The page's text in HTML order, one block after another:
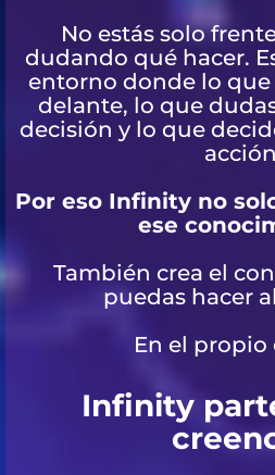
No estás solo
dudando qué hacer.
entorno donde lo que
delante, lo que
decisión y lo que
Por eso Infinity no
ese
También crea el
puedas hacer
En el propio
Infinity